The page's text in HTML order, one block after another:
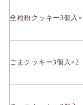
全粒粉クッキー3個入
ごまクッキー3個入×2